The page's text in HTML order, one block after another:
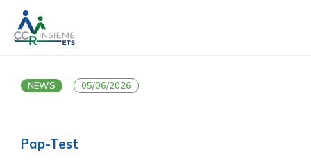
NEWS 05/06/2026
Pap-Test